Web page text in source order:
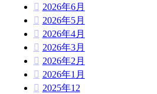
2026年6月
2026年5月
2026年4月
2026年3月
2026年2月
2026年1月
2025年12